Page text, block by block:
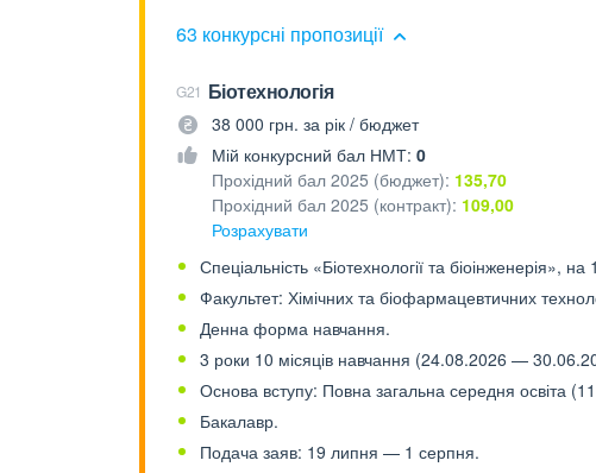
63 конкурсні пропозиції
G21 Біотехнологія
38 000 грн. за рік / бюджет
Мій конкурсний бал НМТ: 0
Прохідний бал 2025 (бюджет): 135,70
Прохідний бал 2025 (контракт): 109,00
Розрахувати
Спеціальність «Біотехнології та біоінженерія», на
Факультет: Хімічних та біофармацевтичних
Денна форма навчання.
3 роки 10 місяців навчання (24.08.2026 —
Основа вступу: Повна загальна середня освіта (11
Бакалавр.
Подача заяв: 19 липня — 1 серпня.